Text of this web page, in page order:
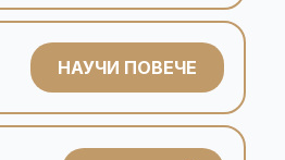
НАУЧИ ПОВЕЧЕ